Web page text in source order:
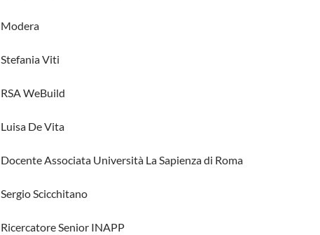
Modera
Stefania Viti
RSA WeBuild
Luisa De Vita
Docente Associata Università La Sapienza di Roma
Sergio Scicchitano
Ricercatore Senior INAPP